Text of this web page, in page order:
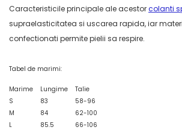
Caracteristicile principale ale acestorcolanti
supraelasticitatea si uscarea rapida, iar
confectionati permite pielii sa respire.
Tabel de marimi:
Marime Lungime Talie
S
83
58-96
M
84
62-100
L
85.5 66-106